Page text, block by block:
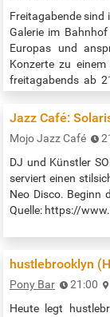
Freitagabende sind
Galerie im
Europas und
Konzerte zu
freitagabends ab
http://nancys-
Jazz Café:
Mojo Jazz Café
DJ und Künstler
serviert einen
Neo Disco. Beginn
Quelle: https://
hustlebrooklyn
Pony Bar 21:00
Heute legt